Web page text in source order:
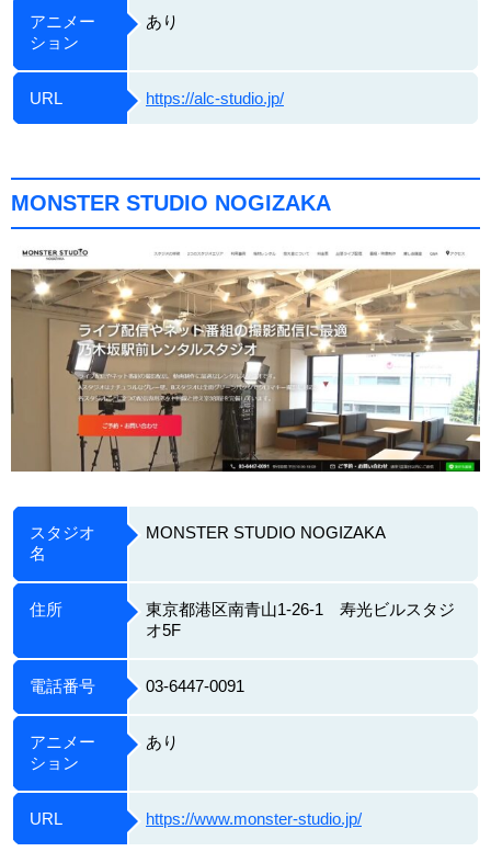
アニメー
ション
あり
URL https://alc-studio.jp/
MONSTER STUDIO NOGIZAKA
スタジオ
名
MONSTER STUDIO NOGIZAKA
住所
東京都港区南青山1-26-1 寿光ビルスタジ
オ5F
電話番号 03-6447-0091
アニメー
ション
あり
URL https://www.monster-studio.jp/